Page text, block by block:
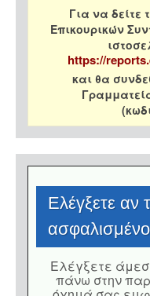
Για να δείτε
Επικουρικών
https://
και θα
Eλέγξετε αν
ασφαλισμένο
Eλέγξετε
πάνω στην